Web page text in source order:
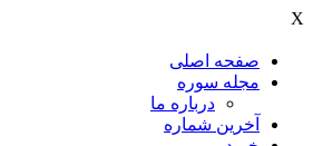
X
صفحه اصلی
مجله سوره
درباره ما
آخرين شماره